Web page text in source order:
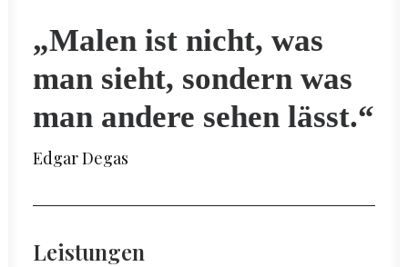
„Malen ist nicht, was
man sieht, sondern was
man andere sehen lässt.“
Edgar Degas
Leistungen